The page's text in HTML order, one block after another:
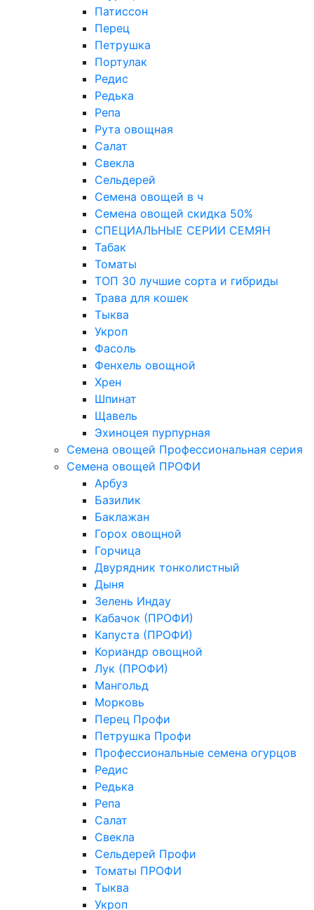
Патиссон
Перец
Петрушка
Портулак
Редис
Редька
Репа
Рута овощная
Салат
Свекла
Сельдерей
Семена овощей в ч
Семена овощей скидка 50%
СПЕЦИАЛЬНЫЕ СЕРИИ СЕМЯН
Табак
Томаты
ТОП 30 лучшие сорта и гибриды
Трава для кошек
Тыква
Укроп
Фасоль
Фенхель овощной
Хрен
Шпинат
Щавель
Эхиноцея пурпурная
Семена овощей Профессиональная серия
Семена овощей ПРОФИ
Арбуз
Базилик
Баклажан
Горох овощной
Горчица
Двурядник тонколистный
Дыня
Зелень Индау
Кабачок (ПРОФИ)
Капуста (ПРОФИ)
Кориандр овощной
Лук (ПРОФИ)
Мангольд
Морковь
Перец Профи
Петрушка Профи
Профессиональные семена огурцов
Редис
Редька
Репа
Салат
Свекла
Сельдерей Профи
Томаты ПРОФИ
Тыква
Укроп